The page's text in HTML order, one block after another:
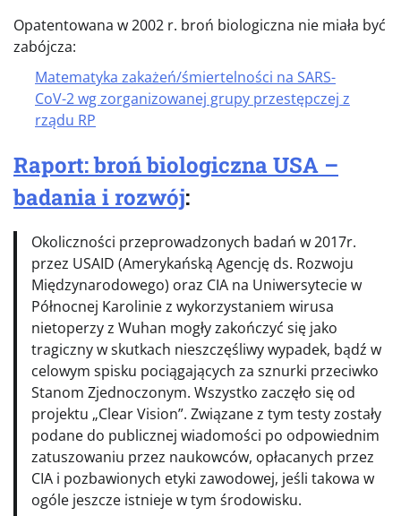
Opatentowana w 2002 r. broń biologiczna nie miała być
zabójcza:
Matematyka zakażeń/śmiertelności na SARS-
CoV-2 wg zorganizowanej grupy przestępczej z
rządu RP
Raport: broń biologiczna USA –
badania i rozwój:
Okoliczności przeprowadzonych badań w 2017r.
przez USAID (Amerykańską Agencję ds. Rozwoju
Międzynarodowego) oraz CIA na Uniwersytecie w
Północnej Karolinie z wykorzystaniem wirusa
nietoperzy z Wuhan mogły zakończyć się jako
tragiczny w skutkach nieszczęśliwy wypadek, bądź w
celowym spisku pociągających za sznurki przeciwko
Stanom Zjednoczonym. Wszystko zaczęło się od
projektu „Clear Vision”. Związane z tym testy zostały
podane do publicznej wiadomości po odpowiednim
zatuszowaniu przez naukowców, opłacanych przez
CIA i pozbawionych etyki zawodowej, jeśli takowa w
ogóle jeszcze istnieje w tym środowisku.